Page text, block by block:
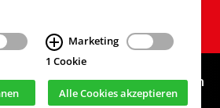
Realisierungcekom GmbH, Köln
Marketing
1 Cookie
Alle Cookies akzeptieren